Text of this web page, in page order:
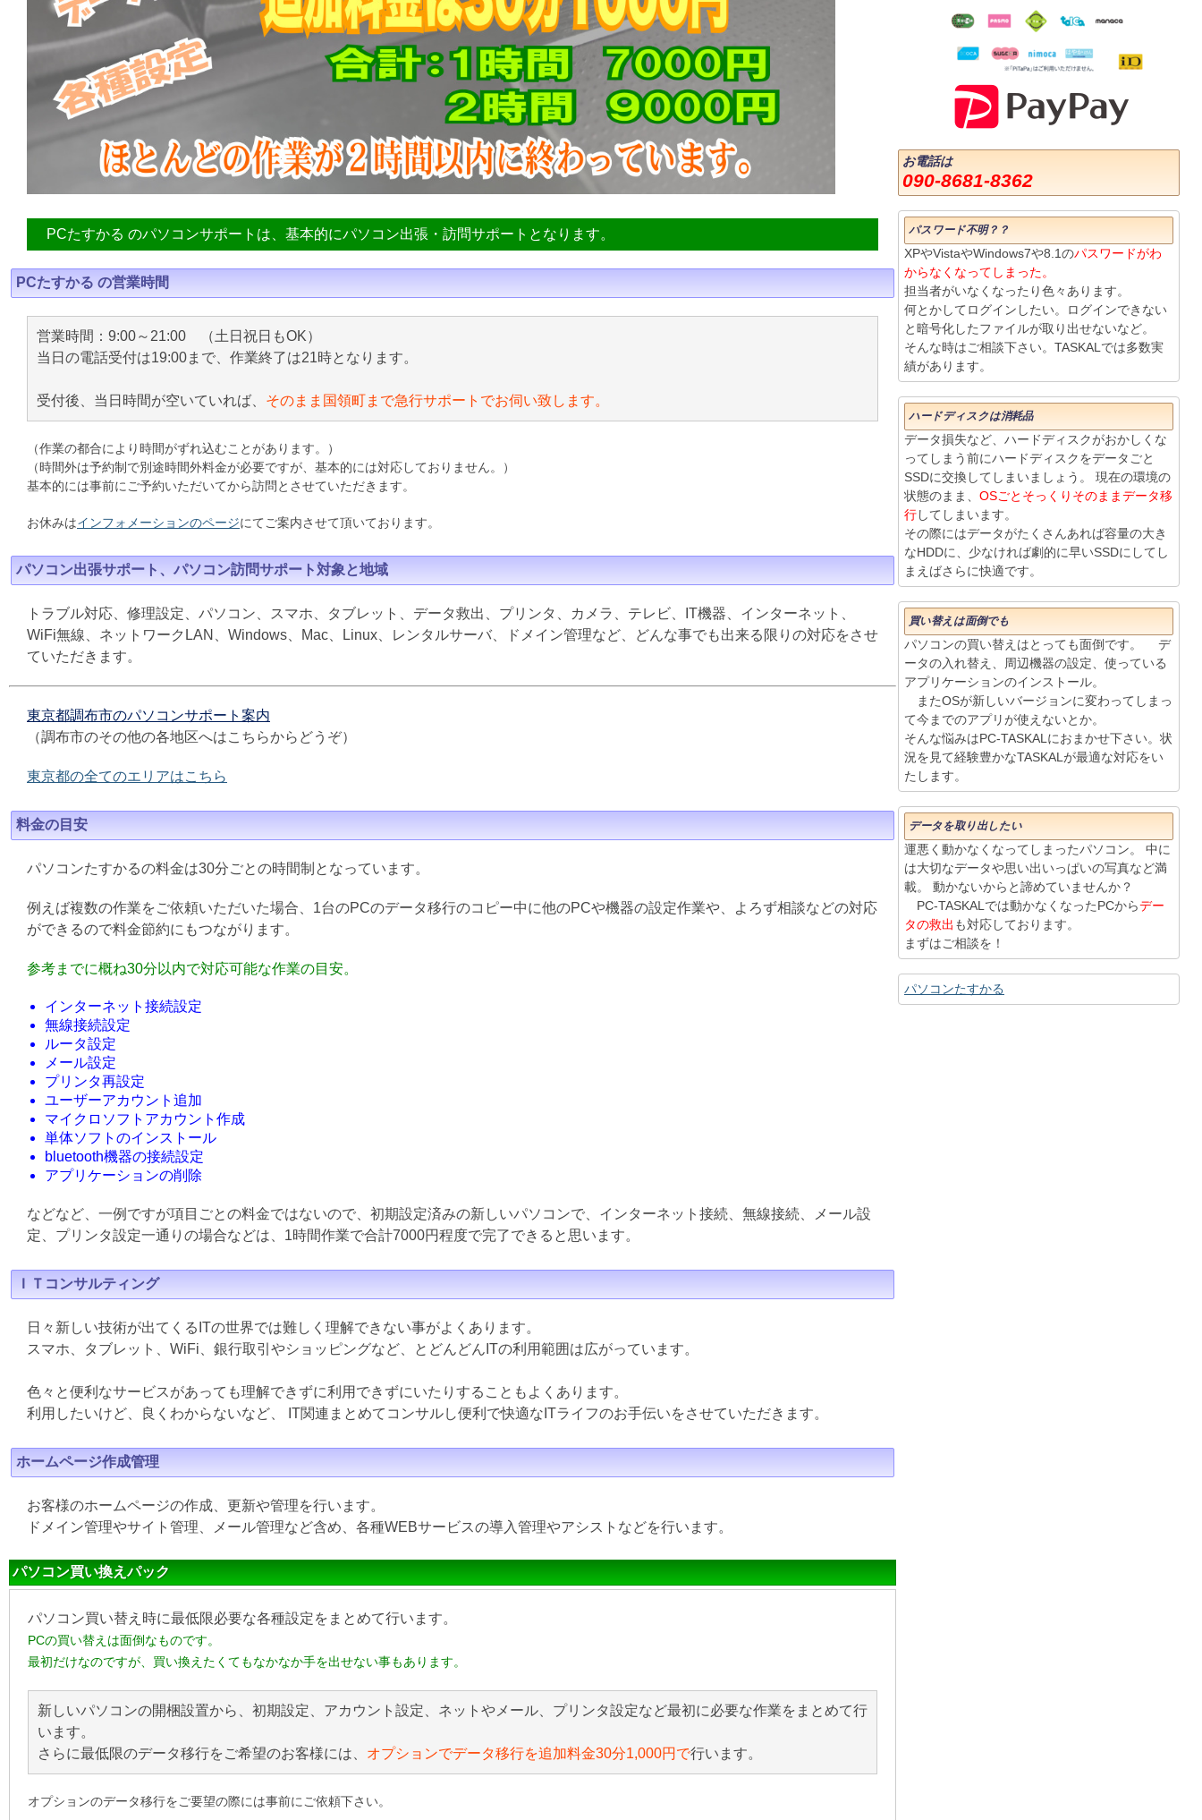
PCたすかる のパソコンサポートは、基本的にパソコン出張・訪問サポートとなります。
PCたすかる の営業時間
営業時間：9:00～21:00 （土日祝日もOK）
当日の電話受付は19:00まで、作業終了は21時となります。
受付後、当日時間が空いていれば、 そのまま国領町まで急行サポートでお伺い致します。
（作業の都合により時間がずれ込むことがあります。）
（時間外は予約制で別途時間外料金が必要ですが、基本的には対応しておりません。）
基本的には事前にご予約いただいてから訪問とさせていただきます。
お休みはインフォメーションのページにてご案内させて頂いております。
パソコン出張サポート、パソコン訪問サポート対象と地域
トラブル対応、修理設定、パソコン、スマホ、タブレット、データ救出、プリンタ、カメラ、テレビ、IT機器、インターネット、
WiFi無線、ネットワークLAN、Windows、Mac、Linux、レンタルサーバ、ドメイン管理など、どんな事でも出来る限りの対応をさせ
ていただきます。
東京都調布市のパソコンサポート案内
（調布市のその他の各地区へはこちらからどうぞ）
東京都の全てのエリアはこちら
料金の目安
パソコンたすかるの料金は30分ごとの時間制となっています。
例えば複数の作業をご依頼いただいた場合、1台のPCのデータ移行のコピー中に他のPCや機器の設定作業や、よろず相談などの対応
ができるので料金節約にもつながります。
参考までに概ね30分以内で対応可能な作業の目安。
インターネット接続設定
無線接続設定
ルータ設定
メール設定
プリンタ再設定
ユーザーアカウント追加
マイクロソフトアカウント作成
単体ソフトのインストール
bluetooth機器の接続設定
アプリケーションの削除
などなど、一例ですが項目ごとの料金ではないので、初期設定済みの新しいパソコンで、インターネット接続、無線接続、メール設
定、プリンタ設定一通りの場合などは、1時間作業で合計7000円程度で完了できると思います。
ＩＴコンサルティング
日々新しい技術が出てくるITの世界では難しく理解できない事がよくあります。
スマホ、タブレット、WiFi、銀行取引やショッピングなど、とどんどんITの利用範囲は広がっています。
色々と便利なサービスがあっても理解できずに利用できずにいたりすることもよくあります。
利用したいけど、良くわからないなど、 IT関連まとめてコンサルし便利で快適なITライフのお手伝いをさせていただきます。
ホームページ作成管理
お客様のホームページの作成、更新や管理を行います。
ドメイン管理やサイト管理、メール管理など含め、各種WEBサービスの導入管理やアシストなどを行います。
パソコン買い換えパック
パソコン買い替え時に最低限必要な各種設定をまとめて行います。
PCの買い替えは面倒なものです。
最初だけなのですが、買い換えたくてもなかなか手を出せない事もあります。
新しいパソコンの開梱設置から、初期設定、アカウント設定、ネットやメール、プリンタ設定など最初に必要な作業をまとめて行
います。
さらに最低限のデータ移行をご希望のお客様には、 オプションでデータ移行を追加料金30分1,000円で行います。
オプションのデータ移行をご要望の際には事前にご依頼下さい。
お電話は
090-8681-8362
パスワード不明？？
XPやVistaやWindows7や8.1のパスワードがわ
からなくなってしまった。
担当者がいなくなったり色々あります。
何とかしてログインしたい。ログインできない
と暗号化したファイルが取り出せないなど。
そんな時はご相談下さい。TASKALでは多数実
績があります。
ハードディスクは消耗品
データ損失など、ハードディスクがおかしくな
ってしまう前にハードディスクをデータごと
SSDに交換してしまいましょう。 現在の環境の
状態のまま、 OSごとそっくりそのままデータ移
行してしまいます。
その際にはデータがたくさんあれば容量の大き
なHDDに、少なければ劇的に早いSSDにしてし
まえばさらに快適です。
買い替えは面倒でも
パソコンの買い替えはとっても面倒です。 デ
ータの入れ替え、周辺機器の設定、使っている
アプリケーションのインストール。
またOSが新しいバージョンに変わってしまっ
て今までのアプリが使えないとか。
そんな悩みはPC-TASKALにおまかせ下さい。状
況を見て経験豊かなTASKALが最適な対応をい
たします。
データを取り出したい
運悪く動かなくなってしまったパソコン。 中に
は大切なデータや思い出いっぱいの写真など満
載。 動かないからと諦めていませんか？
PC-TASKALでは動かなくなったPCからデー
タの救出 も対応しております。
まずはご相談を！
パソコンたすかる